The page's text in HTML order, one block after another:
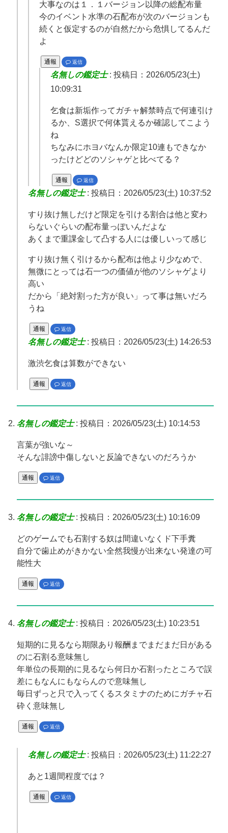
大事なのは１．１バージョン以降の総配布量
今のイベント水準の石配布が次のバージョンも
続くと仮定するのが自然だから危惧してるんだ
よ
通報 返信
名無しの鑑定士: 投稿日：2026/05/23(土)
10:09:31
乞食は新垢作ってガチャ解禁時点で何連引け
るか、S選択で何体貰えるか確認してこよう
ね
ちなみにホヨバなんか限定10連もできなか
ったけどどのソシャゲと比べてる？
通報 返信
名無しの鑑定士: 投稿日：2026/05/23(土) 10:37:52
すり抜け無しだけど限定を引ける割合は他と変わ
らないぐらいの配布量っぽいんだよな
あくまで重課金して凸する人には優しいって感じ
すり抜け無く引けるから配布は他より少なめで、
無微にとっては石一つの価値が他のソシャゲより
高い
だから「絶対割った方が良い」って事は無いだろ
うね
通報 返信
名無しの鑑定士: 投稿日：2026/05/23(土) 14:26:53
激渋乞食は算数ができない
通報 返信
名無しの鑑定士: 投稿日：2026/05/23(土) 10:14:53
言葉が強いな～
そんな誹謗中傷しないと反論できないのだろうか
通報 返信
名無しの鑑定士: 投稿日：2026/05/23(土) 10:16:09
どのゲームでも石割する奴は間違いなくド下手糞
自分で歯止めがきかない全然我慢が出来ない発達の可
能性大
通報 返信
名無しの鑑定士: 投稿日：2026/05/23(土) 10:23:51
短期的に見るなら期限あり報酬までまだまだ日がある
のに石割る意味無し
年単位の長期的に見るなら何日か石割ったところで誤
差にもなんにもならんので意味無し
毎日ずっと只で入ってくるスタミナのためにガチャ石
砕く意味無し
通報 返信
名無しの鑑定士: 投稿日：2026/05/23(土) 11:22:27
あと1週間程度では？
通報 返信